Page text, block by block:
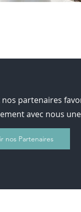
nos partenaires
avec nous
nos Partenaires